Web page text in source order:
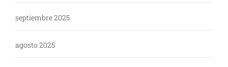
septiembre 2025
agosto 2025